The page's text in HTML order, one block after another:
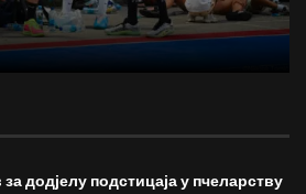
додјелу подстицаја у пчеларству